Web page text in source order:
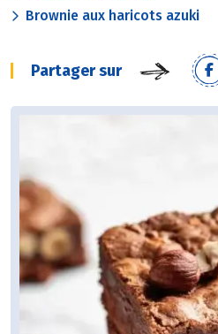
Brownie aux haricots azuki
Partager sur